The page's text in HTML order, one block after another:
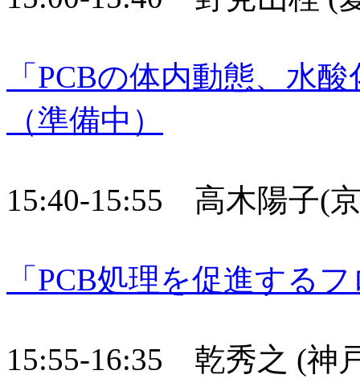
「PCBの体内動態、水
（準備中）
15:40-15:55 高木陽子(
「PCB処理を促進する
15:55-16:35 乾秀之 (神